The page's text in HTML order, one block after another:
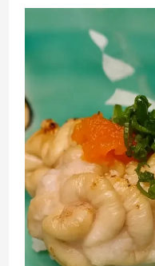
華
Masayoshi
日
式
料
理
米